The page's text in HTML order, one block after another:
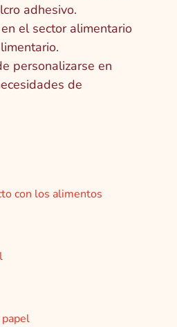
adhesivo.
el sector alimentario
personalizarse en
de
con los alimentos